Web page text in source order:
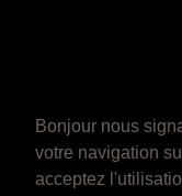
Bonjour nous
votre navigation
acceptez